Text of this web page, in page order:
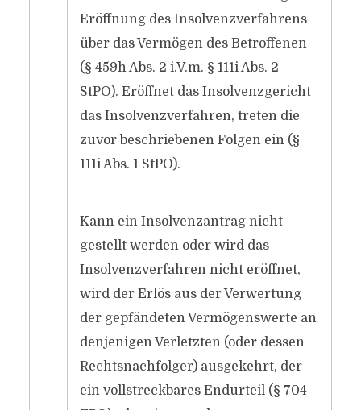
Eröffnung des Insolvenzverfahrens
über das Vermögen des Betroffenen
(§ 459h Abs. 2 i.V.m. § 111i Abs. 2
StPO). Eröffnet das Insolvenzgericht
das Insolvenzverfahren, treten die
zuvor beschriebenen Folgen ein (§
111i Abs. 1 StPO).
Kann ein Insolvenzantrag nicht
gestellt werden oder wird das
Insolvenzverfahren nicht eröffnet,
wird der Erlös aus der Verwertung
der gepfändeten Vermögenswerte an
denjenigen Verletzten (oder dessen
Rechtsnachfolger) ausgekehrt, der
ein vollstreckbares Endurteil (§ 704